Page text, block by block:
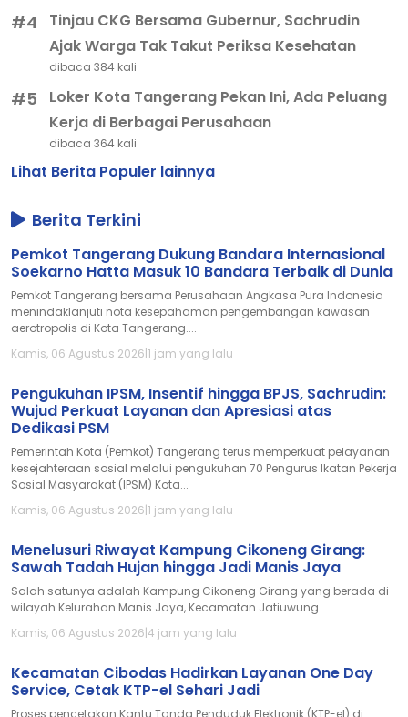
#4
Tinjau CKG Bersama Gubernur, Sachrudin
Ajak Warga Tak Takut Periksa Kesehatan
dibaca 384 kali
#5
Loker Kota Tangerang Pekan Ini, Ada Peluang
Kerja di Berbagai Perusahaan
dibaca 364 kali
Lihat Berita Populer lainnya
Berita Terkini
Pemkot Tangerang Dukung Bandara Internasional
Soekarno Hatta Masuk 10 Bandara Terbaik di Dunia
Pemkot Tangerang bersama Perusahaan Angkasa Pura Indonesia
menindaklanjuti nota kesepahaman pengembangan kawasan
aerotropolis di Kota Tangerang....
Kamis, 06 Agustus 2026|1 jam yang lalu
Pengukuhan IPSM, Insentif hingga BPJS, Sachrudin:
Wujud Perkuat Layanan dan Apresiasi atas
Dedikasi PSM
Pemerintah Kota (Pemkot) Tangerang terus memperkuat pelayanan
kesejahteraan sosial melalui pengukuhan 70 Pengurus Ikatan Pekerja
Sosial Masyarakat (IPSM) Kota...
Kamis, 06 Agustus 2026|1 jam yang lalu
Menelusuri Riwayat Kampung Cikoneng Girang:
Sawah Tadah Hujan hingga Jadi Manis Jaya
Salah satunya adalah Kampung Cikoneng Girang yang berada di
wilayah Kelurahan Manis Jaya, Kecamatan Jatiuwung....
Kamis, 06 Agustus 2026|4 jam yang lalu
Kecamatan Cibodas Hadirkan Layanan One Day
Service, Cetak KTP-el Sehari Jadi